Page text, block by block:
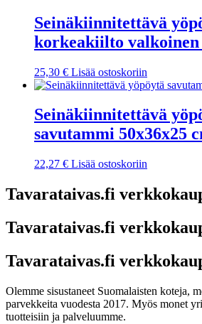
Seinäkiinnitettävä
korkeakiilto valkoinen
25,30 € Lisää ostoskoriin
Seinäkiinnitettävä
savutammi 50x36x25
22,27 € Lisää ostoskoriin
Tavarataivas.fi
Tavarataivas.fi
Tavarataivas.fi
Olemme sisustaneet Suomalaisten koteja,
parvekkeita vuodesta 2017. Myös monet
tuotteisiin ja palveluumme.